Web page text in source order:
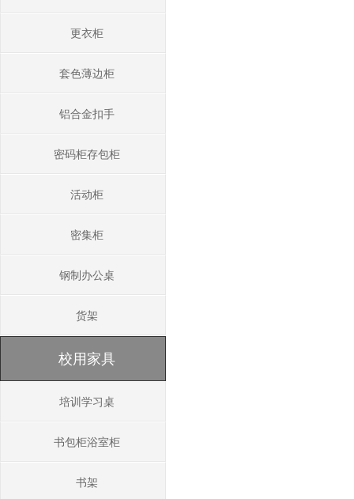
更衣柜
套色薄边柜
铝合金扣手
密码柜存包柜
活动柜
密集柜
钢制办公桌
货架
校用家具
培训学习桌
书包柜浴室柜
书架